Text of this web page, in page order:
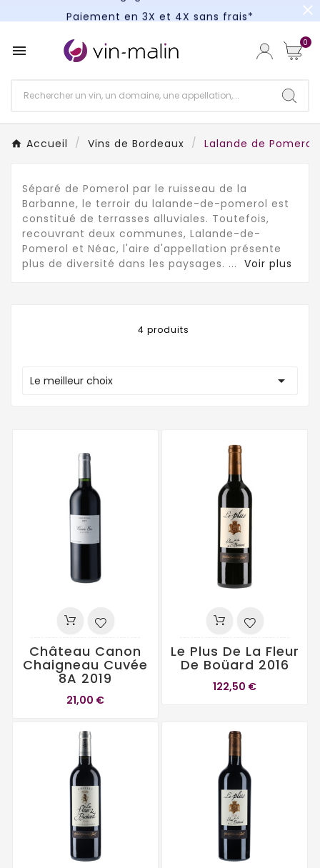
Paiement en 3X et 4X sans frais*
Paiement en 3X et 4X sans frais*
close
 0
Accueil Vins de Bordeaux Lalande de Pomerol
Séparé de Pomerol par le ruisseau de la
Barbanne, le terroir du lalande-de-pomerol est
constitué de terrasses alluviales. Toutefois,
recouvrant deux communes, Lalande-de-
Pomerol et Néac, l'aire d'appellation présente
plus de diversité dans les paysages. ... Voir plus
4 produits
Le meilleur choix 
Château Canon
Chaigneau Cuvée
8A 2019
21,00 €
Le Plus De La Fleur
De Boüard 2016
122,50 €